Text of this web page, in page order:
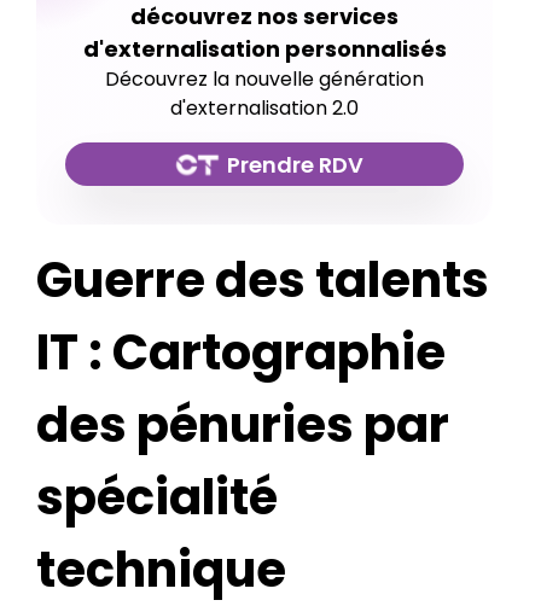
découvrez nos services
d'externalisation personnalisés
Découvrez la nouvelle génération
d'externalisation 2.0
Prendre RDV
Guerre des talents
IT : Cartographie
des pénuries par
spécialité
technique